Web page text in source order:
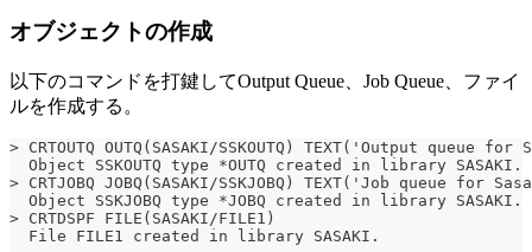
オブジェクトの作成
以下のコマンドを打鍵してOutput Queue、Job Queue、ファイ
ルを作成する。
> CRTOUTQ OUTQ(SASAKI/SSKOUTQ) TEXT('Output queue
  Object SSKOUTQ type *OUTQ created in library SASAKI.
> CRTJOBQ JOBQ(SASAKI/SSKJOBQ) TEXT('Job queue for
  Object SSKJOBQ type *JOBQ created in library SASAKI.
> CRTDSPF FILE(SASAKI/FILE1)
  File FILE1 created in library SASAKI.